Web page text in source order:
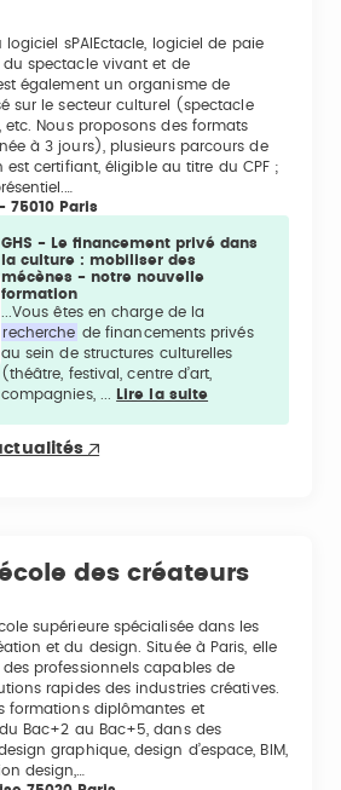
logiciel sPAIEctacle, logiciel de paie
du spectacle vivant et de
également un organisme de
sur le secteur culturel (spectacle
etc. Nous proposons des formats
à 3 jours), plusieurs parcours de
certifiant, éligible au titre du CPF ;
75010 Paris
GHS - Le financement privé dans
la culture : mobiliser des
mécènes - notre nouvelle
formation
...Vous êtes en charge de la
recherche de financements privés
au sein de structures culturelles
(théâtre, festival, centre d’art,
compagnies, ...
Lire la suite
des créateurs
supérieure spécialisée dans les
et du design. Située à Paris, elle
des professionnels capables de
rapides des industries créatives.
formations diplômantes et
Bac+2 au Bac+5, dans des
graphique, design d’espace, BIM,
design,…